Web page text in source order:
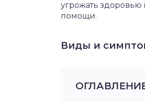
угрожать
помощи.
Виды и